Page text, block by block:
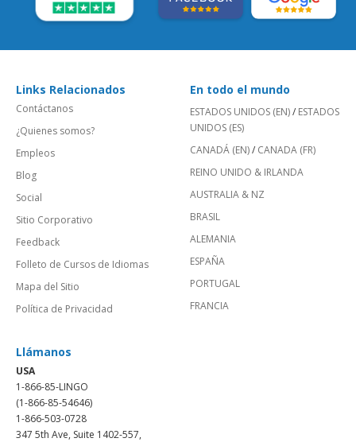
Links Relacionados
Contáctanos
¿Quienes somos?
Empleos
Blog
Social
Sitio Corporativo
Feedback
Folleto de Cursos de Idiomas
Mapa del Sitio
Política de Privacidad
En todo el mundo
ESTADOS UNIDOS (EN)/ ESTADOS
UNIDOS (ES)
CANADÁ (EN)/ CANADA (FR)
REINO UNIDO & IRLANDA
AUSTRALIA & NZ
BRASIL
ALEMANIA
ESPAÑA
PORTUGAL
FRANCIA
Llámanos
USA
1-866-85-LINGO
(1-866-85-54646)
1-866-503-0728
347 5th Ave, Suite 1402-557,